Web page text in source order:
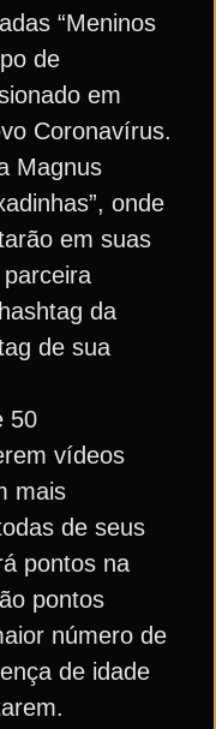
“Meninos
de
em
Coronavírus.
Magnus
onde
em suas
da
de sua
50
vídeos
mais
de seus
pontos na
pontos
número de
de idade